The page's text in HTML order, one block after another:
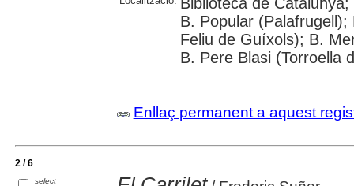
B. Popular
Feliu de Guíxols); B.
B. Pere Blasi (Torroella
Enllaç permanent a aquest
2 / 6
select